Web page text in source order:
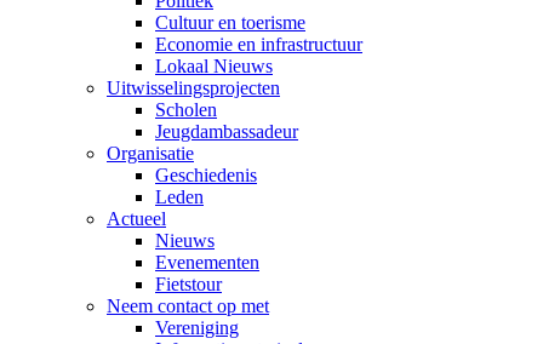
Cultuur en toerisme
Economie en infrastructuur
Lokaal Nieuws
Uitwisselingsprojecten
Scholen
Jeugdambassadeur
Organisatie
Geschiedenis
Leden
Actueel
Nieuws
Evenementen
Fietstour
Neem contact op met
Vereniging